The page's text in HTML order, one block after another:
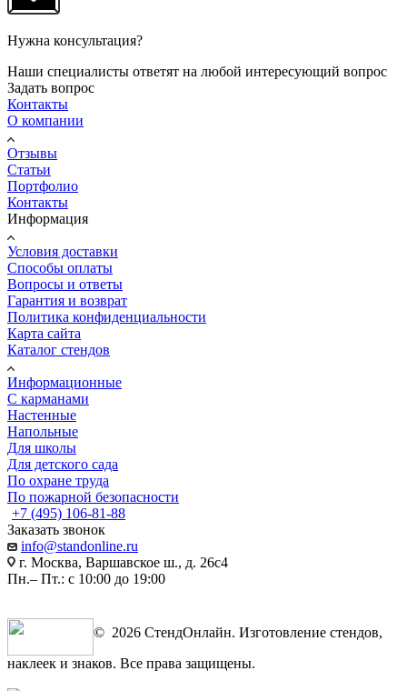
Нужна консультация?
Наши специалисты ответят на любой интересующий вопрос
Задать вопрос
Контакты
О компании
Отзывы
Статьи
Портфолио
Контакты
Информация
Условия доставки
Способы оплаты
Вопросы и ответы
Гарантия и возврат
Политика конфиденциальности
Карта сайта
Каталог стендов
Информационные
С карманами
Настенные
Напольные
Для школы
Для детского сада
По охране труда
По пожарной безопасности
+7 (495) 106-81-88
Заказать звонок
info@standonline.ru
г. Москва, Варшавское ш., д. 26с4
Пн.– Пт.: с 10:00 до 19:00
© 2026 СтендОнлайн. Изготовление стендов,
наклеек и знаков. Все права защищены.